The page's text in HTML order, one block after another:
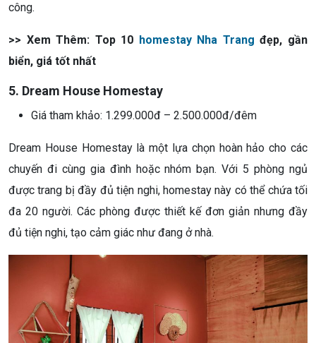
công.
>> Xem Thêm: Top 10 homestay Nha Trang đẹp, gần
biển, giá tốt nhất
5. Dream House Homestay
Giá tham khảo: 1.299.000đ – 2.500.000đ/đêm
Dream House Homestay là một lựa chọn hoàn hảo cho các
chuyến đi cùng gia đình hoặc nhóm bạn. Với 5 phòng ngủ
được trang bị đầy đủ tiện nghi, homestay này có thể chứa tối
đa 20 người. Các phòng được thiết kế đơn giản nhưng đầy
đủ tiện nghi, tạo cảm giác như đang ở nhà.